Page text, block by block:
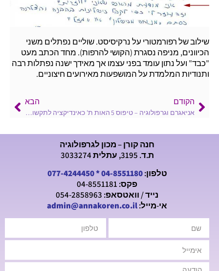
שילוב של רפורמטורי על נרקיסיסט. שוליים נפתלים משני
הכיוונים, מניפה נסגרת (הקושי להרפות). מחד הכתב מעט
"כבד" ועל נתון עומד בפני עצמו אך מאידך ישנה נפתלות רבה
ותנודיות המלמדת על המושפעות מאירועים חיצוניים.
הקודם
אניאגרם וגרפולוגיה – טיפוס 5
הבא
האות ת' כאינדיקציה לתקשורת
חנה קורן – מכון לגרפולוגיה
ת.ד. 3195, עתלית 3033274
טלפון:04-8551180
*
077-4244450
פקס: 04-8551181
נייד / וואטסאפ: 054-2858963
אי-מייל:admin@annakoren.co.il